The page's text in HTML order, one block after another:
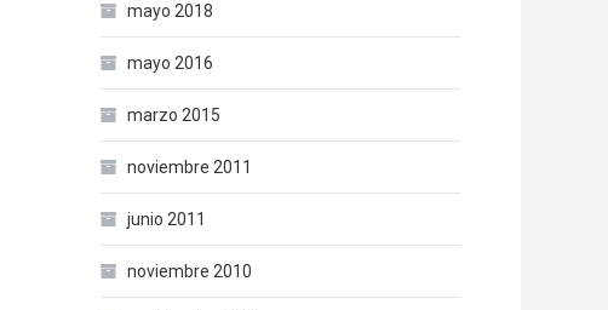
mayo 2018
mayo 2016
marzo 2015
noviembre 2011
junio 2011
noviembre 2010